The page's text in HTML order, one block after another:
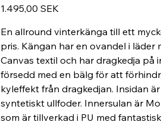
Preis
1.495,00 SEK
En allround vinterkänga till ett
pris. Kängan har en ovandel i läder
Canvas textil och har dragkedja på
försedd med en bälg för att
kyleffekt från dragkedjan. Insidan
syntetiskt ullfoder. Innersulan är
som är tillverkad i PU med